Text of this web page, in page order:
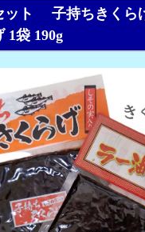
ット 子持ちきくら
1袋 190g